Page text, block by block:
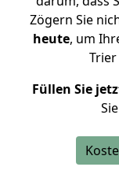
Zögern Sie
heute, um
Füllen Sie